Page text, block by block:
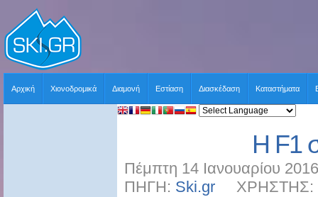
Αρχική Χιονοδρομικά Διαμονή Εστίαση Διασκέδαση Καταστήματα
Η F1
Πέμπτη 14 Ιανουαρίου
ΠΗΓΗ: Ski.gr ΧΡΗΣΤΗΣ: